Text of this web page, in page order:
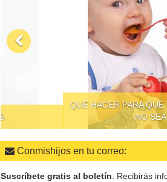
QUÉ HACER PARA QUE DAR DE
NO SEA UN SUPLICIO
Conmishijos en tu correo:
Suscríbete gratis al boletín . Recibirás